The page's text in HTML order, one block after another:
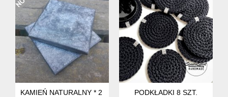
KAMIEŃ NATURALNY * 2 PODKŁADKI POD KUBEK
PODKŁADKI 8 SZT.